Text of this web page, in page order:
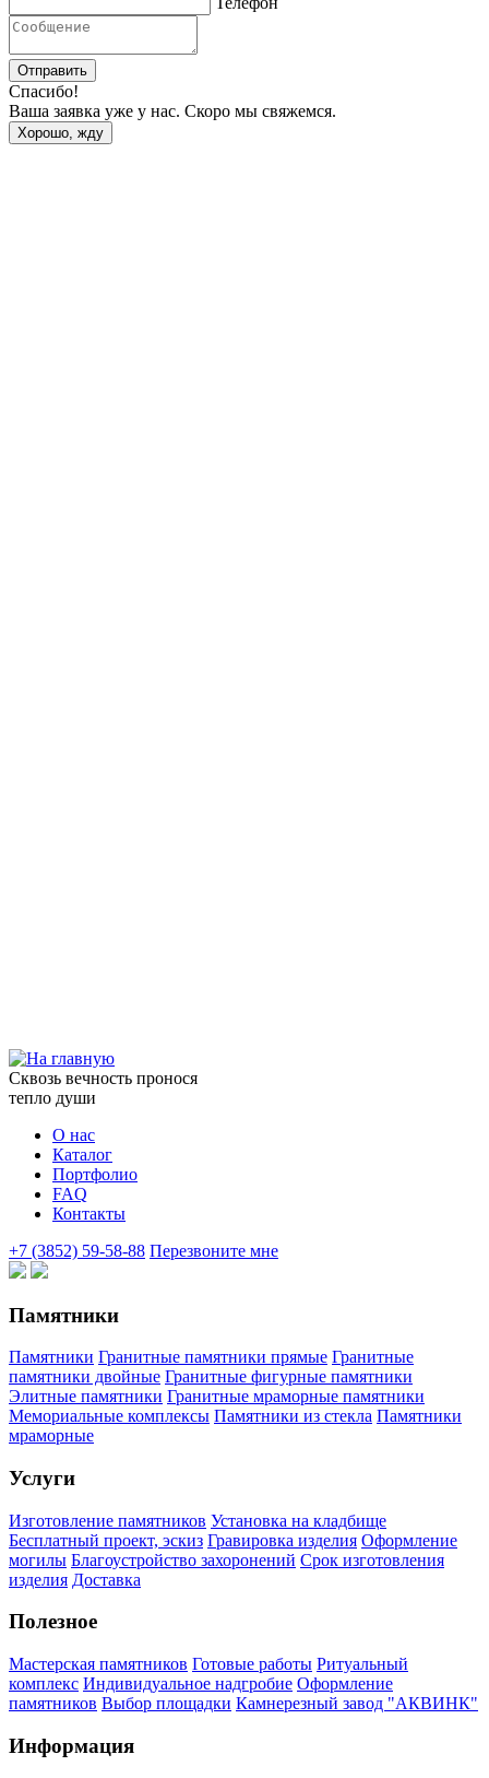
Отправить
Спасибо!
Ваша заявка уже у нас. Скоро мы свяжемся.
Хорошо, жду
Сквозь вечность пронося
тепло души
О нас
Каталог
Портфолио
FAQ
Контакты
+7 (3852) 59-58-88 Перезвоните мне
Памятники
Памятники Гранитные памятники прямые Гранитные
памятники двойные Гранитные фигурные памятники
Элитные памятники Гранитные мраморные памятники
Мемориальные комплексы Памятники из стекла Памятники
мраморные
Услуги
Изготовление памятников Установка на кладбище
Бесплатный проект, эскиз Гравировка изделия Оформление
могилы Благоустройство захоронений Срок изготовления
изделия Доставка
Полезное
Мастерская памятников Готовые работы Ритуальный
комплекс Индивидуальное надгробие Оформление
памятников Выбор площадки Камнерезный завод "АКВИНК"
Информация